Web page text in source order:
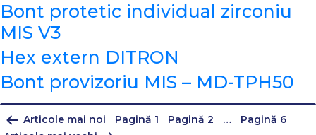
Bont protetic individual zirconiu
MIS V3
Hex extern DITRON
Bont provizoriu MIS – MD-TPH50
Paginație
Articole mai noi Pagină 1 Pagină 2 …
Pagină 6